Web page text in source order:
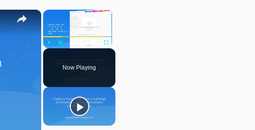
×
Fullscreen
Now Playing
×